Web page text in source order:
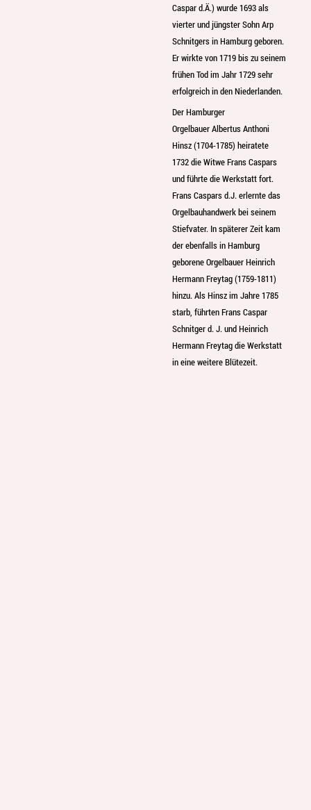
Caspar d.Ä.) wurde 1693 als
vierter und jüngster Sohn Arp
Schnitgers in Hamburg geboren.
Er wirkte von 1719 bis zu seinem
frühen Tod im Jahr 1729 sehr
erfolgreich in den Niederlanden.
Der Hamburger
Orgelbauer Albertus Anthoni
Hinsz (1704-1785) heiratete
1732 die Witwe Frans Caspars
und führte die Werkstatt fort.
Frans Caspars d.J. erlernte das
Orgelbauhandwerk bei seinem
Stiefvater. In späterer Zeit kam
der ebenfalls in Hamburg
geborene Orgelbauer Heinrich
Hermann Freytag (1759-1811)
hinzu. Als Hinsz im Jahre 1785
starb, führten Frans Caspar
Schnitger d. J. und Heinrich
Hermann Freytag die Werkstatt
in eine weitere Blütezeit.